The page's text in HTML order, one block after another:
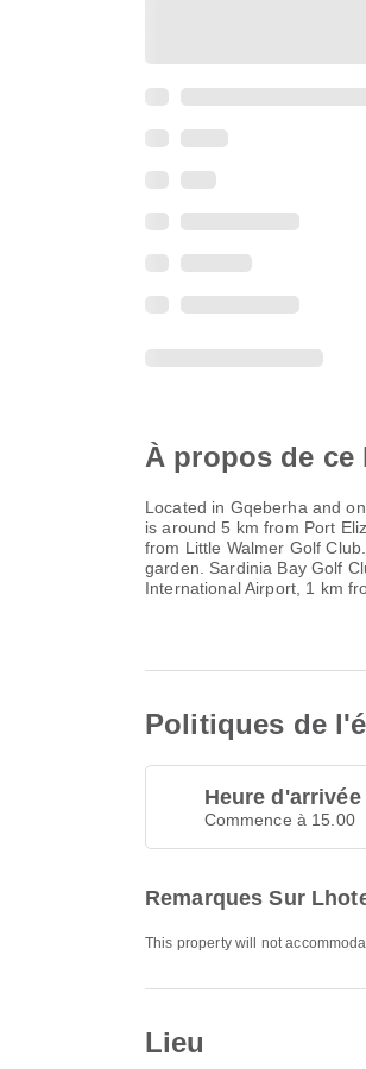
À propos de ce
Located in Gqeberha and
is around 5 km from Port
from Little Walmer Golf
garden. Sardinia Bay Golf
International Airport, 1 km
Politiques de
Heure d'arrivée
Commence à 15.00
Remarques Sur
This property will not
Lieu